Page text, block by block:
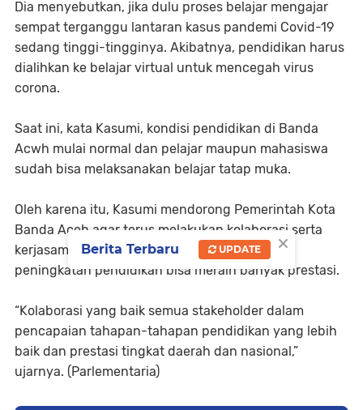
Dia menyebutkan, jika dulu proses belajar mengajar
sempat terganggu lantaran kasus pandemi Covid-19
sedang tinggi-tingginya. Akibatnya, pendidikan harus
dialihkan ke belajar virtual untuk mencegah virus
corona.
Saat ini, kata Kasumi, kondisi pendidikan di Banda
Acwh mulai normal dan pelajar maupun mahasiswa
sudah bisa melaksanakan belajar tatap muka.
Oleh karena itu, Kasumi mendorong Pemerintah Kota
Banda Aceh agar terus melakukan kolaborasi serta
kerjasama dengan seluruh stakeholder untuk
peningkatan pendidikan bisa meraih banyak prestasi.
“Kolaborasi yang baik semua stakeholder dalam
pencapaian tahapan-tahapan pendidikan yang lebih
baik dan prestasi tingkat daerah dan nasional,”
ujarnya. (Parlementaria)
×
Berita Terbaru UPDATE